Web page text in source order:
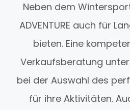
Neben dem Wintersport
ADVENTURE auch für
bieten. Eine
Verkaufsberatung
bei der Auswahl des
für ihre Aktivitäten.